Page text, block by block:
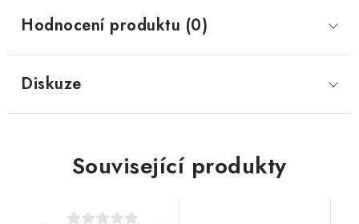
Hodnocení produktu (0)
Diskuze
Související produkty